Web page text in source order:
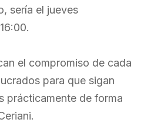
sería el jueves
el compromiso de cada
para que sigan
prácticamente de forma